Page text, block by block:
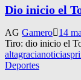
Dio inicio el
AG Gamero 14
Tiro: dio inicio el
altagracianoticias
Deportes